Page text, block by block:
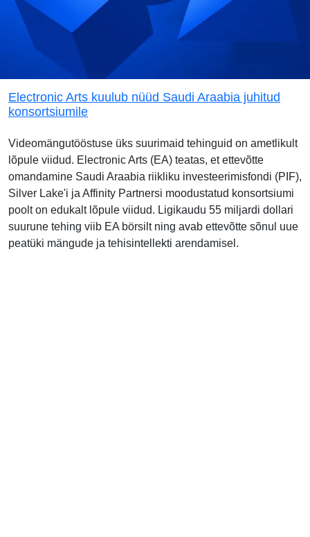
Electronic Arts kuulub nüüd Saudi Araabia juhitud
konsortsiumile
Videomängutööstuse üks suurimaid tehinguid on ametlikult
lõpule viidud. Electronic Arts (EA) teatas, et ettevõtte
omandamine Saudi Araabia riikliku investeerimisfondi (PIF),
Silver Lake'i ja Affinity Partnersi moodustatud konsortsiumi
poolt on edukalt lõpule viidud. Ligikaudu 55 miljardi dollari
suurune tehing viib EA börsilt ning avab ettevõtte sõnul uue
peatüki mängude ja tehisintellekti arendamisel.